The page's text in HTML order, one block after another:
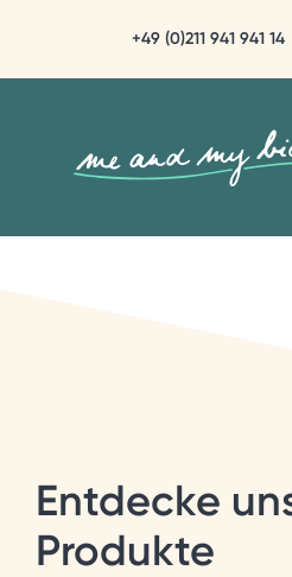
+49 (0)211 941 941 14
Entdecke
Produkte